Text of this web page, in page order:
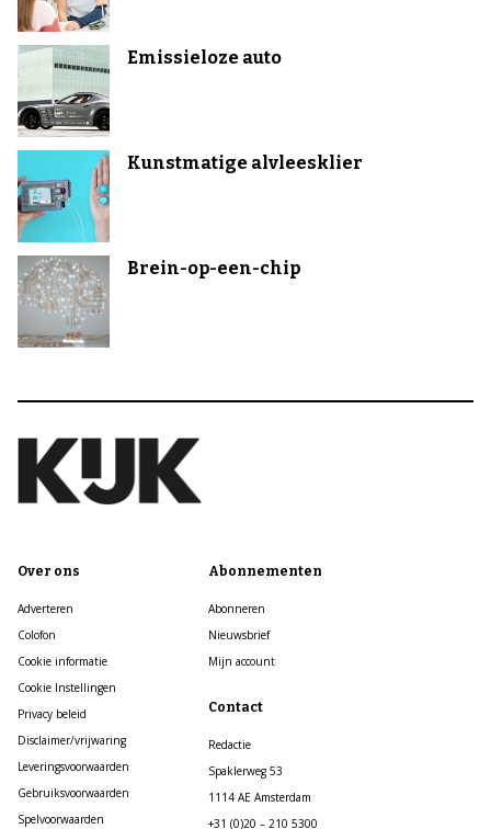
Emissieloze auto
Kunstmatige alvleesklier
Brein-op-een-chip
Over ons
Adverteren
Colofon
Cookie informatie
Cookie Instellingen
Privacy beleid
Disclaimer/vrijwaring
Leveringsvoorwaarden
Gebruiksvoorwaarden
Spelvoorwaarden
Abonnementen
Abonneren
Nieuwsbrief
Mijn account
Contact
Redactie
Spaklerweg 53
1114 AE Amsterdam
+31 (0)20 – 210 5300